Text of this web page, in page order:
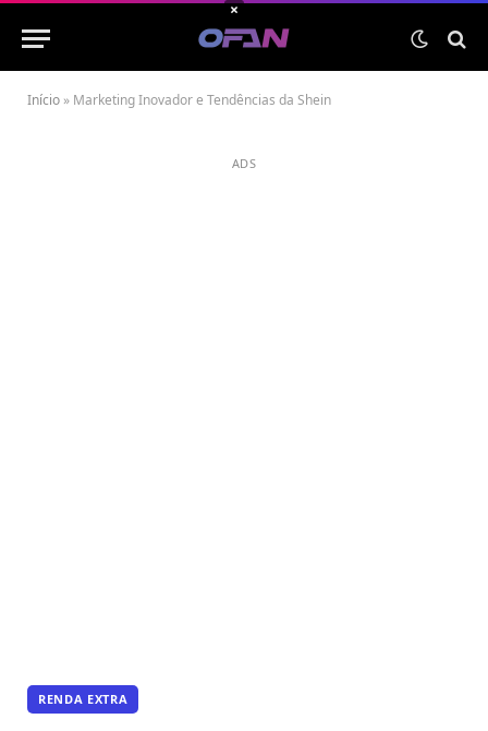
Início » Marketing Inovador e Tendências da Shein
ADS
RENDA EXTRA
×